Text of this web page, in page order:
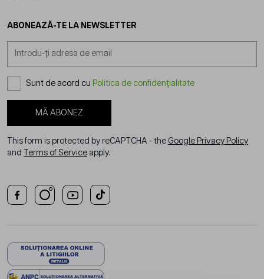
ABONEAZĂ-TE LA NEWSLETTER
Sunt de acord cu Politica de confidențialitate
MĂ ABONEZ
This form is protected by reCAPTCHA - the Google Privacy Policy
and
Terms of Service apply.